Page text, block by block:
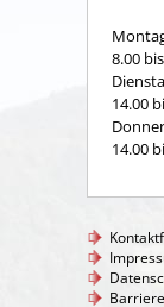
8.00
14.00
14.00